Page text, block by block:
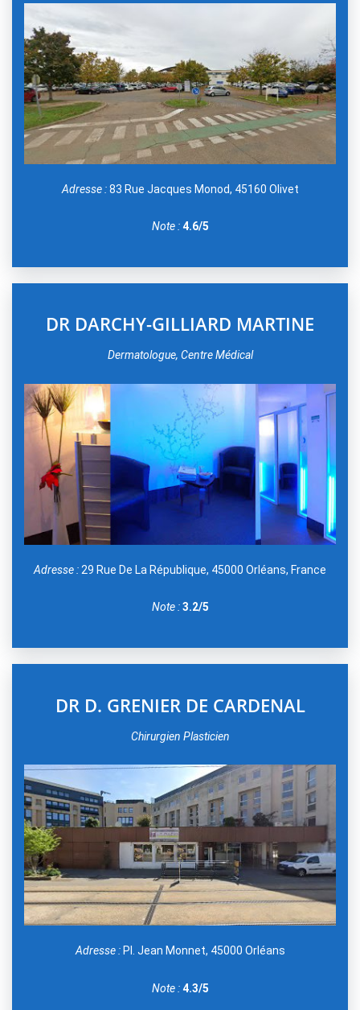
Adresse :83 Rue Jacques Monod, 45160 Olivet
Note : 4.6/5
DR DARCHY-GILLIARD MARTINE
Dermatologue, Centre Médical
Adresse : 29 Rue De La République, 45000 Orléans, France
Note : 3.2/5
DR D. GRENIER DE CARDENAL
Chirurgien Plasticien
Adresse :Pl. Jean Monnet, 45000 Orléans
Note : 4.3/5